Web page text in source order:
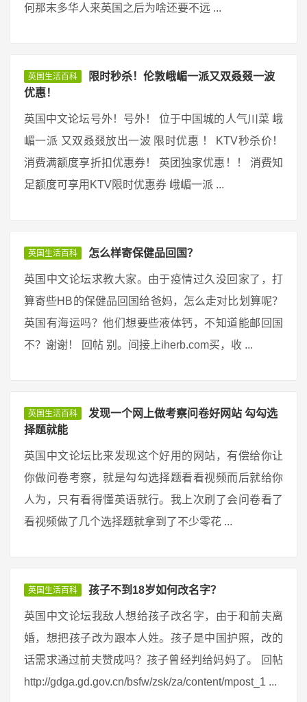
何那末多华人来英国之后为啥还要不远 ...
英国生活百科
限时秒杀！伦敦峨嵋一派又双叒叕一波
优惠！
英国中文论坛号外！号外！ 位于中国城的人气川菜 峨
嵋一派 又双叒叕放出一波 限时优惠 ！ KTV秒杀价！
消费满额度享折扣优惠券！ 英团独家优惠！！ 消费知
足额度可享用KTV限时优惠券 峨嵋一派 ...
英国生活百科 怎么样寄保健品回国？
英国中文论坛求教大家。由于疫情过久没回家了，打
算寄些HB的保健品回国给爸妈，怎么走对比划算呢？
英国有海运吗？他们想要些液体钙，不知道能邮回国
不？谢谢！ 回帖 别。间接上iherb.com买，收 ...
英国生活百科
发现一个网上做考察问卷好网站 勾勾选
择题就能
英国中文论坛比来发现这个好用的网站，有偿给你让
你做问卷考察，就是勾勾选择题看看视频而后就给你
人为，只有看得懂英语就行。我上次刷了会问卷看了
看视频做了几个选择题就拿到了不少零花 ...
英国生活百科 孩子不到18岁如何改名字？
英国中文论坛我敌人想给孩子改名字，由于和前夫离
婚，想把孩子改为跟本人姓。孩子是中国护照，改的
话需求通过前夫赞成吗？孩子曾经判给妈妈了。 回帖
http://gdga.gd.gov.cn/bsfw/zsk/za/content/mpost_1 ...